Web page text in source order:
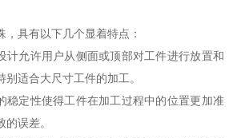
具有以下几个显着特点：
允许用户从侧面或顶部对工件进行放置和
适合大尺寸工件的加工。
定性使得工件在加工过程中的位置更加准
误差。